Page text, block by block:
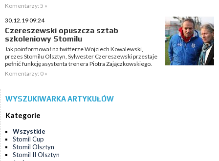
Komentarzy: 5 »
30.12.19 09:24
Czereszewski opuszcza sztab
szkoleniowy Stomilu
Jak poinformował na twitterze Wojciech Kowalewski,
prezes Stomilu Olsztyn, Sylwester Czereszewski przestaje
pełnić funkcję asystenta trenera Piotra Zajączkowskiego.
Komentarzy: 0 »
WYSZUKIWARKA ARTYKUŁÓW
Kategorie
Wszystkie
Stomil Cup
Stomil Olsztyn
Stomil II Olsztyn